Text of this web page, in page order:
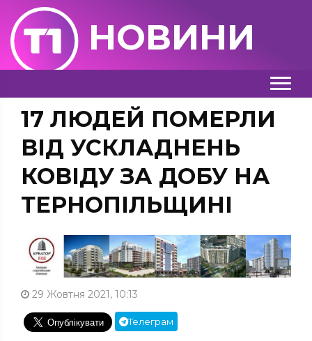
НОВИНИ
17 ЛЮДЕЙ ПОМЕРЛИ
ВІД УСКЛАДНЕНЬ
КОВІДУ ЗА ДОБУ НА
ТЕРНОПІЛЬЩИНІ
29 Жовтня 2021, 10:13
Телеграм